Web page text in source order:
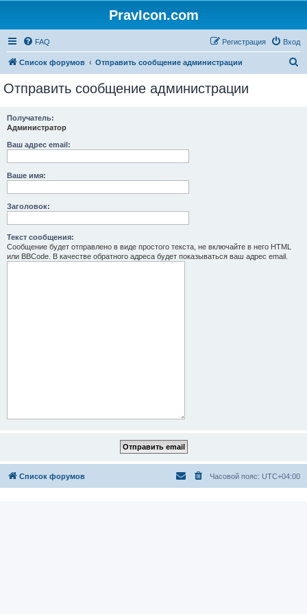
PravIcon.com
FAQ Вход
Регистрация
Список форумов Отправить сообщение администрации
Отправить сообщение администрации
Получатель:
Администратор
Ваш адрес email:
Ваше имя:
Заголовок:
Текст сообщения:
Сообщение будет отправлено в виде простого текста, не включайте в него HTML
или BBCode. В качестве обратного адреса будет показываться ваш адрес email.
Список форумов Часовой пояс: UTC+04:00